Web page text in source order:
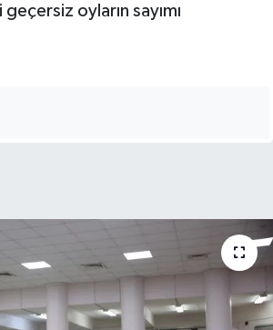
geçersiz oyların sayımı